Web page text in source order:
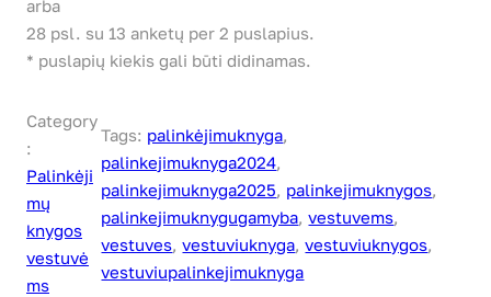
arba
28 psl. su 13 anketų per 2 puslapius.
* puslapių kiekis gali būti didinamas.
Category
:
Palinkėji
mų
knygos
vestuvė
ms
Tags: palinkėjimuknyga
palinkejimuknyga2024
palinkejimuknyga2025, palinkejimuknygos
palinkejimuknygugamyba, vestuvems
vestuves, vestuviuknyga, vestuviuknygos
vestuviupalinkejimuknyga